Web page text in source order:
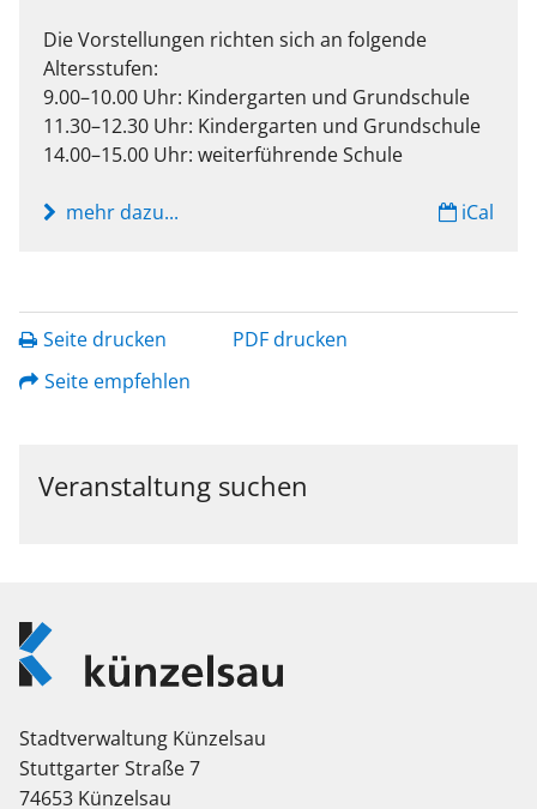
Die Vorstellungen richten sich an folgende
Altersstufen:
9.00–10.00 Uhr: Kindergarten und Grundschule
11.30–12.30 Uhr: Kindergarten und Grundschule
14.00–15.00 Uhr: weiterführende Schule
iCal
mehr dazu...
Seite drucken
PDF drucken
Seite empfehlen
Veranstaltung suchen
Logo
Künzelsau
Stadtverwaltung Künzelsau
Stuttgarter Straße 7
74653 Künzelsau